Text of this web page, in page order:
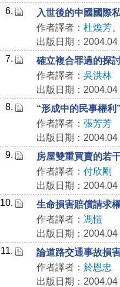
6.
入世後的中國國際
作者譯者： 杜煥芳
出版日期：2004.04
7.
確立複合罪過的探
作者譯者： 吳洪林
出版日期：2004.04
8.
“形成中的民事權利
作者譯者： 張芳芳
出版日期：2004.04
9.
房屋雙重買賣的若
作者譯者： 付欣剛
出版日期：2004.04
10.
生命損害賠償請求
作者譯者： 馮愷
出版日期：2004.04
11.
論道路交通事故損
作者譯者： 於恩忠
出版日期：2004.04